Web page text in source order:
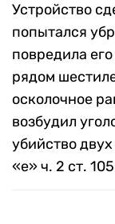
Устройство
попытался
повредила
рядом
осколочное
возбудил
убийство
«е» ч. 2 ст.